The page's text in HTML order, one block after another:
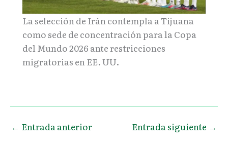
La selección de Irán contempla a Tijuana
como sede de concentración para la Copa
del Mundo 2026 ante restricciones
migratorias en EE. UU.
← Entrada anterior Entrada siguiente →